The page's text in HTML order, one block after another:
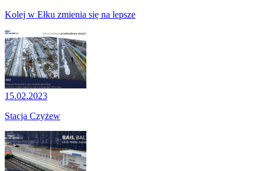
Kolej w Ełku zmienia się na lepsze
15.02.2023
Stacja Czyżew